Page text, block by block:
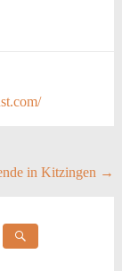
in Kitzingen →